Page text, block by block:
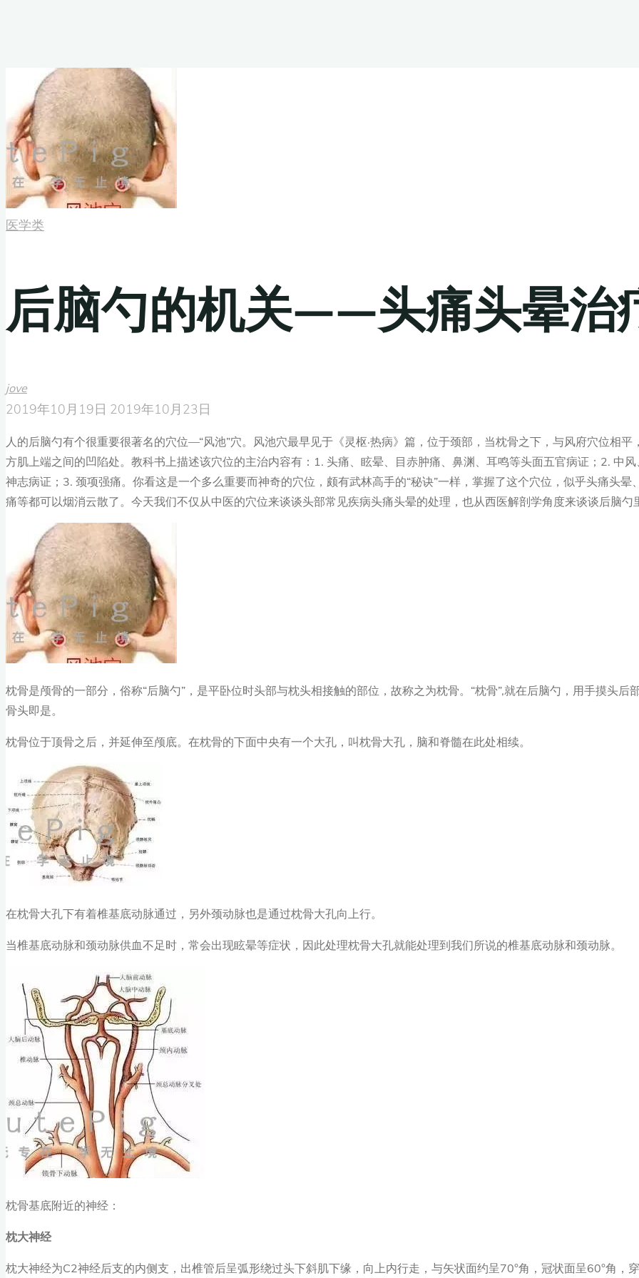
医学类
后脑勺的机关——头痛头晕治
jove
2019年10月19日 2019年10月23日
人的后脑勺有个很重要很著名的穴位—“风池”穴。风池穴最早见于《灵枢·热病》篇，位于颈部，当枕骨之下，与风府穴位相平
方肌上端之间的凹陷处。教科书上描述该穴位的主治内容有：1. 头痛、眩晕、目赤肿痛、鼻渊、耳鸣等头面五官病证；2. 中
神志病证；3. 颈项强痛。你看这是一个多么重要而神奇的穴位，颇有武林高手的“秘诀”一样，掌握了这个穴位，似乎头痛头晕
痛等都可以烟消云散了。今天我们不仅从中医的穴位来谈谈头部常见疾病头痛头晕的处理，也从西医解剖学角度来谈谈后脑勺
枕骨是颅骨的一部分，俗称“后脑勺”，是平卧位时头部与枕头相接触的部位，故称之为枕骨。“枕骨”,就在后脑勺，用手摸头后
骨头即是。
枕骨位于顶骨之后，并延伸至颅底。在枕骨的下面中央有一个大孔，叫枕骨大孔，脑和脊髓在此处相续。
在枕骨大孔下有着椎基底动脉通过，另外颈动脉也是通过枕骨大孔向上行。
当椎基底动脉和颈动脉供血不足时，常会出现眩晕等症状，因此处理枕骨大孔就能处理到我们所说的椎基底动脉和颈动脉。
枕骨基底附近的神经：
枕大神经
枕大神经为C2神经后支的内侧支，出椎管后呈弧形绕过头下斜肌下缘，向上内行走，与矢状面约呈70°角，冠状面呈60°角，